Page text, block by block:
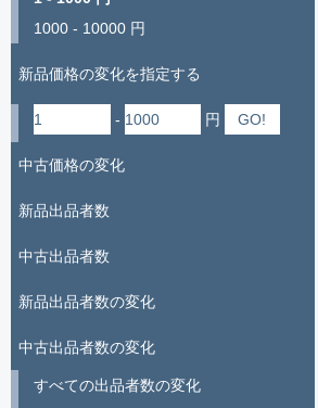
1000 - 10000 円
新品価格の変化を指定する
- 円
中古価格の変化
新品出品者数
中古出品者数
新品出品者数の変化
中古出品者数の変化
すべての出品者数の変化